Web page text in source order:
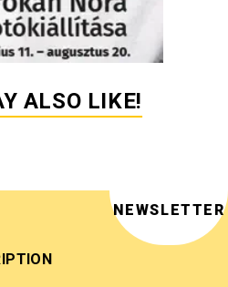
ALSO LIKE!
NEWSLETTER